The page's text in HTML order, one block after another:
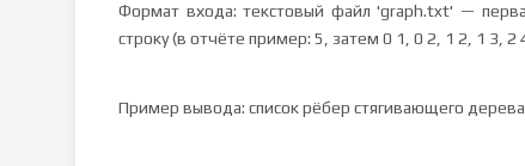
Формат входа: текстовый файл 'graph.txt' —
строку (в отчёте пример: 5, затем 0 1, 0 2, 1 2, 1 3, 2
Пример вывода: список рёбер стягивающего